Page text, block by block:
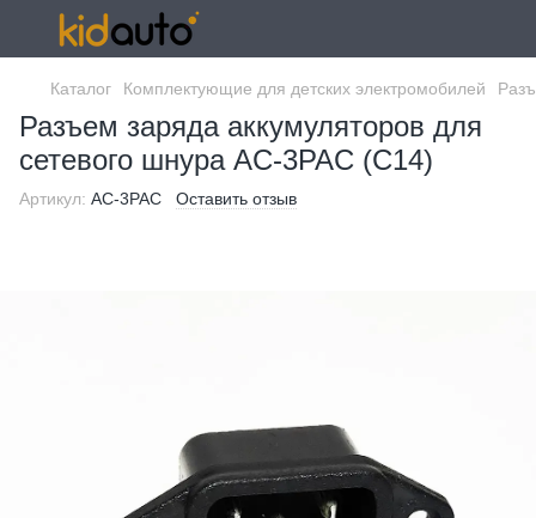
Каталог Комплектующие для детских электромобилей
Разъем заряда аккумуляторов для
сетевого шнура AC-3PAC (C14)
Артикул: AC-3PAC Оставить отзыв